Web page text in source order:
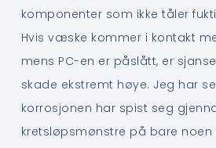
komponenter som ikke tåler
Hvis væske kommer i kontakt
mens PC-en er påslått, er
skade ekstremt høye. Jeg har
korrosjonen har spist seg
kretsløpsmønstre på bare noen